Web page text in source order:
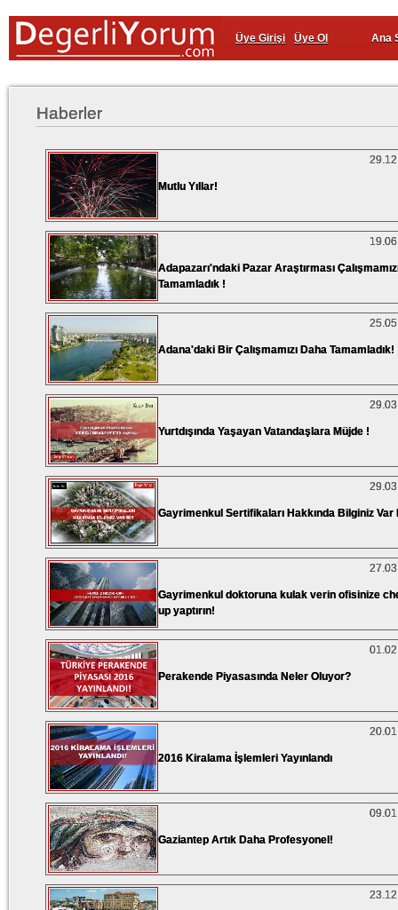
Üye Girişi Üye Ol Ana
Haberler
Mutlu Yıllar!
Adapazarı'ndaki Pazar Araştırması
Tamamladık !
Adana'daki Bir Çalışmamızı Daha Tamamladık!
Yurtdışında Yaşayan Vatandaşlara Müjde !
Gayrimenkul Sertifikaları Hakkında Bilginiz Var
Gayrimenkul doktoruna kulak verin ofisinize
up yaptırın!
Perakende Piyasasında Neler Oluyor?
2016 Kiralama İşlemleri Yayınlandı
Gaziantep Artık Daha Profesyonel!